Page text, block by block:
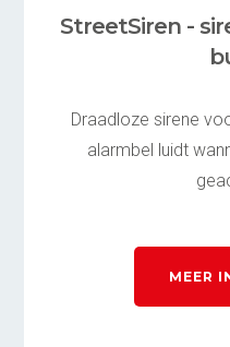
StreetSiren -
Draadloze sirene
alarmbel luidt
MEER